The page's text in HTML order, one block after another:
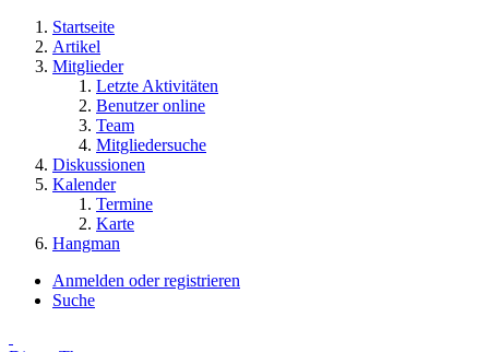
Startseite
Artikel
Mitglieder
Letzte Aktivitäten
Benutzer online
Team
Mitgliedersuche
Diskussionen
Kalender
Termine
Karte
Hangman
Anmelden oder registrieren
Suche